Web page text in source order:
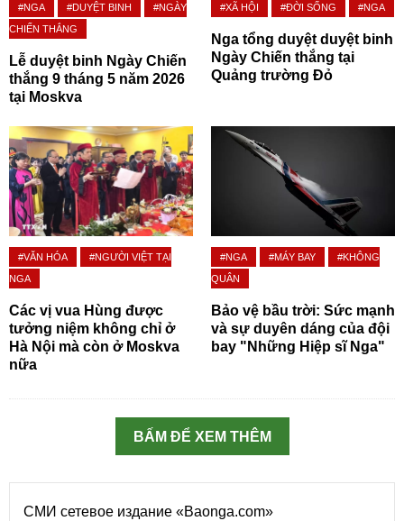
#NGA #DUYỆT BINH
#NGÀY
CHIẾN THẮNG
Lễ duyệt binh Ngày Chiến
thắng 9 tháng 5 năm 2026
tại Moskva
#XÃ HỘI #ĐỜI SỐNG #NGA
Nga tổng duyệt duyệt binh
Ngày Chiến thắng tại
Quảng trường Đỏ
#VĂN HÓA
#NGƯỜI VIỆT TẠI
NGA
Các vị vua Hùng được
tưởng niệm không chỉ ở
Hà Nội mà còn ở Moskva
nữa
#NGA #MÁY BAY
#KHÔNG
QUÂN
Bảo vệ bầu trời: Sức mạnh
và sự duyên dáng của đội
bay "Những Hiệp sĩ Nga"
BẤM ĐỂ XEM THÊM
СМИ сетевое издание «Baonga.com»